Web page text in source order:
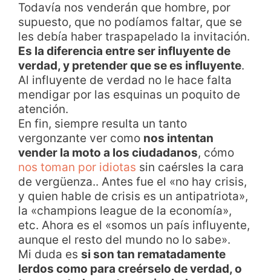
Todavía nos venderán que hombre, por
supuesto, que no podíamos faltar, que se
les debía haber traspapelado la invitación.
Es la diferencia entre ser influyente de
verdad, y pretender que se es influyente.
Al influyente de verdad no le hace falta
mendigar por las esquinas un poquito de
atención.
En fin, siempre resulta un tanto
vergonzante ver como nos intentan
vender la moto a los ciudadanos, cómo
nos toman por idiotas sin caérsles la cara
de vergüenza.. Antes fue el «no hay crisis,
y quien hable de crisis es un antipatriota»,
la «champions league de la economía»,
etc. Ahora es el «somos un país influyente,
aunque el resto del mundo no lo sabe».
Mi duda es si son tan rematadamente
lerdos como para creérselo de verdad, o